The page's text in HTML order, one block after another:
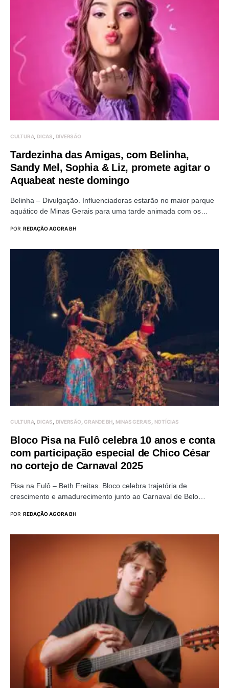
CULTURA DICAS DIVERSÃO
Tardezinha das Amigas, com Belinha,
Sandy Mel, Sophia & Liz, promete agitar o
Aquabeat neste domingo
Belinha – Divulgação. Influenciadoras estarão no maior parque
aquático de Minas Gerais para uma tarde animada com os…
POR REDAÇÃO AGORA BH
CULTURA DICAS DIVERSÃO GRANDE BH MINAS GERAIS NOTÍCIAS
Bloco Pisa na Fulô celebra 10 anos e conta
com participação especial de Chico César
no cortejo de Carnaval 2025
Pisa na Fulô – Beth Freitas. Bloco celebra trajetória de
crescimento e amadurecimento junto ao Carnaval de Belo…
POR REDAÇÃO AGORA BH